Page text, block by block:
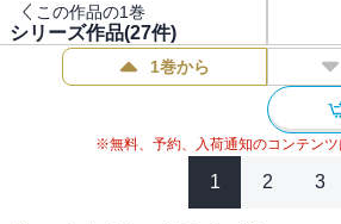
この作品の1巻
シリーズ作品(27件)
1巻から
※無料、予約、入荷通知のコンテンツ
1 2 3